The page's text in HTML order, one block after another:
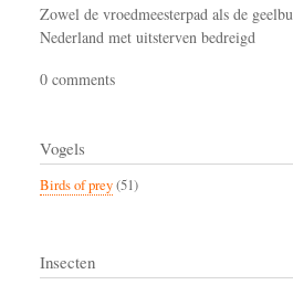
Zowel de vroedmeesterpad als de
Nederland met uitsterven bedreigd
0 comments
Vogels
Birds of prey(51)
Insecten